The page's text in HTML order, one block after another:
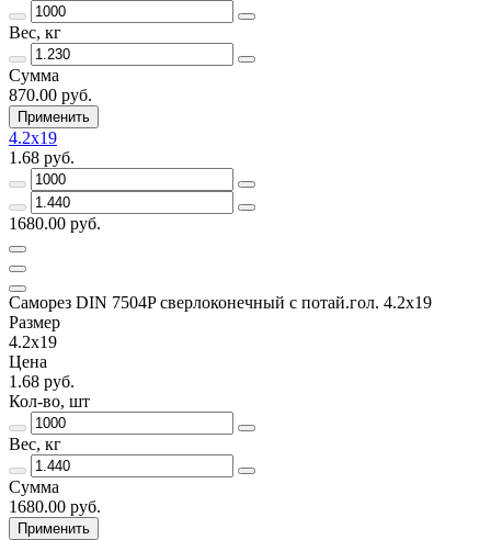
Вес, кг
Сумма
870.00 руб.
Применить
4.2x19
1.68 руб.
1680.00 руб.
Саморез DIN 7504P сверлоконечный с потай.гол. 4.2x19
Размер
4.2x19
Цена
1.68 руб.
Кол-во, шт
Вес, кг
Сумма
1680.00 руб.
Применить